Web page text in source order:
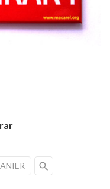
search